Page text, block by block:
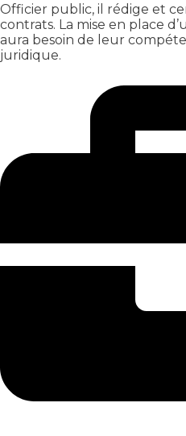
Officier public, il rédige et
contrats. La mise en place
aura besoin de leur
juridique.